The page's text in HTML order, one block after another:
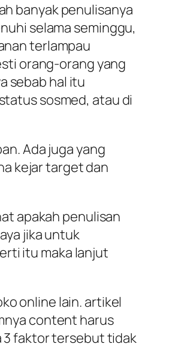
banyak penulisanya
selama seminggu,
terlampau
orang-orang yang
sebab hal itu
sosmed, atau di
Ada juga yang
kejar target dan
apakah penulisan
jika untuk
itu maka lanjut
online lain. artikel
content harus
3 faktor tersebut tidak